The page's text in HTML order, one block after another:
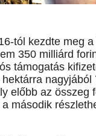
tól kezdte meg
350 milliárd
támogatás
nagyjából
előbb az összeg
második